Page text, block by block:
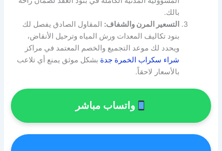
بالك.
التسعير المرن والشفاف: المقاول الصادق يفصل لك
بنود تكاليف المعدات ورش المياه وترحيل الأنقاض،
ويحدد لك موعد التجميع والخصم المعتمد في مراكز
شراء سكراب الخمرة جدة بشكل موثق يمنع أي تلاعب
بالأسعار لاحقاً.
واتساب مباشر